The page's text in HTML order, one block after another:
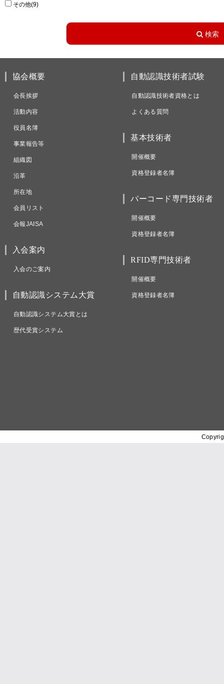
その他(9)
協会概要
会長挨拶
活動内容
役員名簿
事業報告等
組織図
沿革
所在地
会員リスト
会報JAISA
入会案内
入会のご案内
自動認識システム大賞
自動認識システム大賞とは
歴代受賞システム
自動認識技術者試験
自動認識技術者資格とは
よくある質問
基本技術者
開催概要
資格登録者名簿
バーコード専門技術者
開催概要
資格登録者名簿
RFID専門技術者
開催概要
資格登録者名簿